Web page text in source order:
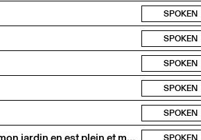
SPOKEN
SPOKEN
SPOKEN
SPOKEN
SPOKEN
SPOKEN